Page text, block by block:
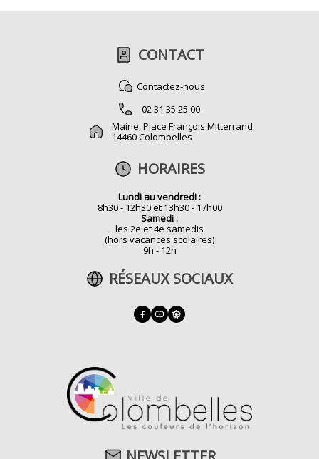
CONTACT
Contactez-nous
02 31 35 25 00
Mairie, Place François Mitterrand
14460 Colombelles
HORAIRES
Lundi au vendredi :
8h30 - 12h30 et 13h30 - 17h00
Samedi :
les 2e et 4e samedis
(hors vacances scolaires)
9h - 12h
RÉSEAUX SOCIAUX